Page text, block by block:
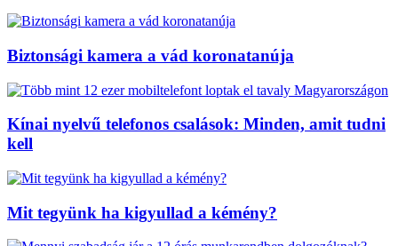
Biztonsági kamera a vád koronatanúja
Kínai nyelvű telefonos csalások: Minden, amit tudni
kell
Mit tegyünk ha kigyullad a kémény?